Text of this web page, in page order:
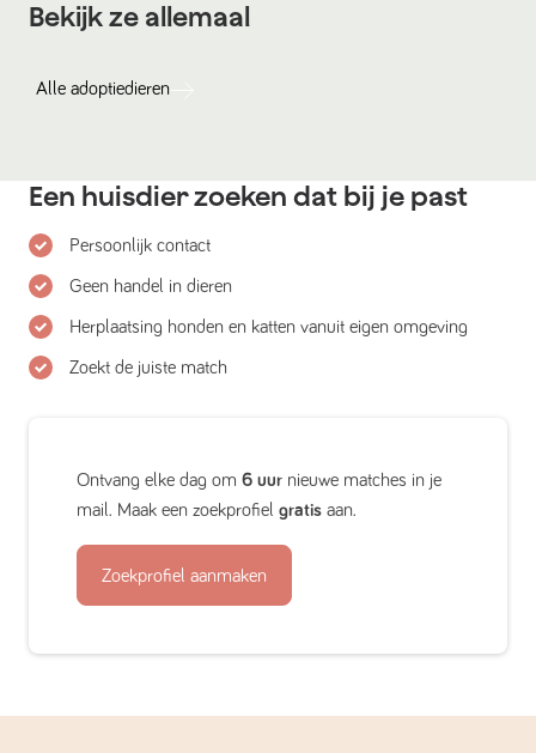
Bekijk ze allemaal
Alle adoptiedieren
Een huisdier zoeken dat bij je past
Persoonlijk contact
Geen handel in dieren
Herplaatsing honden en katten vanuit eigen omgeving
Zoekt de juiste match
Ontvang elke dag om 6 uur nieuwe matches in je
mail. Maak een zoekprofiel gratis aan.
Zoekprofiel aanmaken